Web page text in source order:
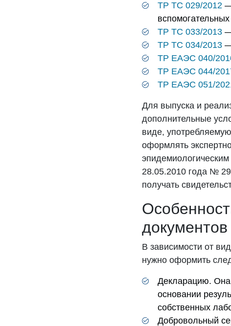
ТР ТС 029/2012
ТР ТС 033/2013
ТР ТС 034/2013
ТР ЕАЭС 040/
ТР ЕАЭС 044/
ТР ЕАЭС 051/
Для выпуска и
дополнительные
виде,
оформлять
28.05.2010 года №
получать
документов
В зависимости от
нужно оформить
Декларацию. Она
основании
собственных
Добровольный